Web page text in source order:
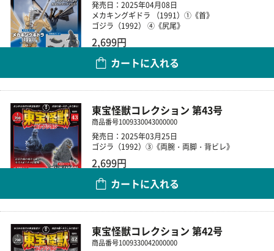
発売日：2025年04月08日
メカキングギドラ （1991）①《首》
ゴジラ（1992） ④《尻尾》
2,699円
カートに入れる
東宝怪獣コレクション 第43号
商品番号1009330043000000
発売日：2025年03月25日
ゴジラ（1992）③《両腕・両脚・背ビレ》
2,699円
カートに入れる
東宝怪獣コレクション 第42号
商品番号1009330042000000